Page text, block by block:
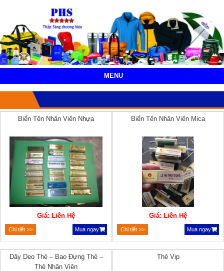
MENU
Biển Tên Nhân Viên Nhựa
Giá: Liên Hệ
Chi tiết >> Mua ngay
Biển Tên Nhân Viên Mica
Giá: Liên Hệ
Chi tiết >> Mua ngay
Dây Deo Thẻ – Bao Đựng Thẻ –
Thẻ Nhân Viên
Thẻ Vip